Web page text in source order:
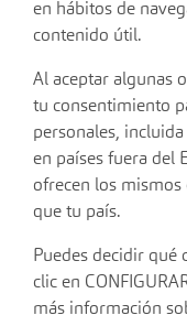
en hábitos de
contenido útil.
Al aceptar algunas
tu consentimiento
personales,
en países fuera del
ofrecen los mismos
que tu país.
Puedes decidir qué
clic en
más información